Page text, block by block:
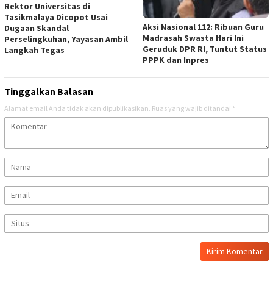
Rektor Universitas di
Tasikmalaya Dicopot Usai
Dugaan Skandal
Perselingkuhan, Yayasan Ambil
Langkah Tegas
Aksi Nasional 112: Ribuan Guru
Madrasah Swasta Hari Ini
Geruduk DPR RI, Tuntut Status
PPPK dan Inpres
Tinggalkan Balasan
Alamat email Anda tidak akan dipublikasikan. Ruas yang wajib ditandai *